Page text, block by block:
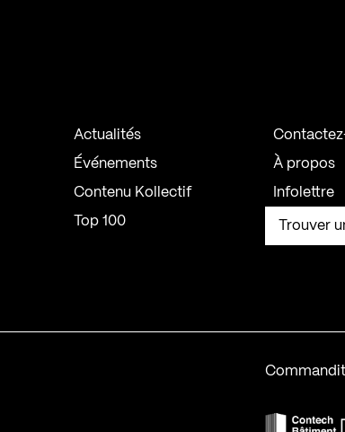
Actualités
Événements
Contenu Kollectif
Top 100
À propos
Infolettre
Trouver